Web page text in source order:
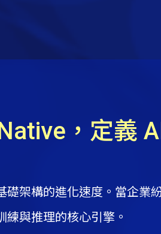
，定義
架構的進化速度。當企業
與推理的核心引擎。